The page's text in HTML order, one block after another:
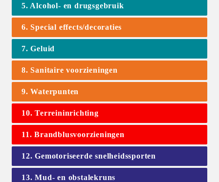
5. Alcohol- en drugsgebruik
6. Special effects/decoraties
7. Geluid
8. Sanitaire voorzieningen
9. Waterpunten
10. Terreininrichting
11. Brandblusvoorzieningen
12. Gemotoriseerde snelheidssporten
13. Mud- en obstalekruns